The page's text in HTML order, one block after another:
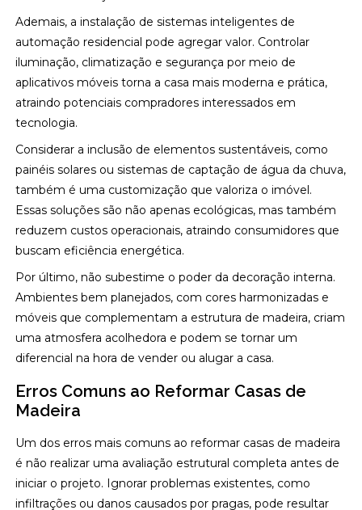
Ademais, a instalação de sistemas inteligentes de
automação residencial pode agregar valor. Controlar
iluminação, climatização e segurança por meio de
aplicativos móveis torna a casa mais moderna e prática,
atraindo potenciais compradores interessados em
tecnologia.
Considerar a inclusão de elementos sustentáveis, como
painéis solares ou sistemas de captação de água da chuva,
também é uma customização que valoriza o imóvel.
Essas soluções são não apenas ecológicas, mas também
reduzem custos operacionais, atraindo consumidores que
buscam eficiência energética.
Por último, não subestime o poder da decoração interna.
Ambientes bem planejados, com cores harmonizadas e
móveis que complementam a estrutura de madeira, criam
uma atmosfera acolhedora e podem se tornar um
diferencial na hora de vender ou alugar a casa.
Erros Comuns ao Reformar Casas de
Madeira
Um dos erros mais comuns ao reformar casas de madeira
é não realizar uma avaliação estrutural completa antes de
iniciar o projeto. Ignorar problemas existentes, como
infiltrações ou danos causados por pragas, pode resultar